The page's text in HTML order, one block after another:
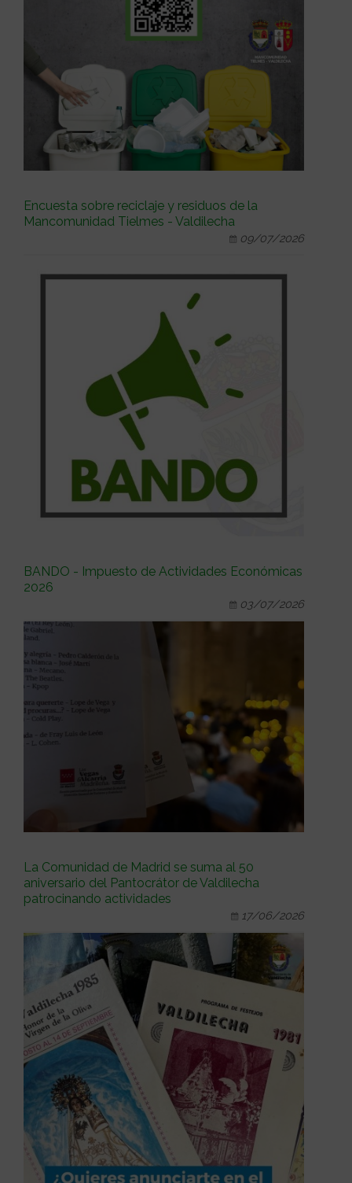
Encuesta sobre reciclaje y residuos de la
Mancomunidad Tielmes - Valdilecha
09/07/2026
BANDO - Impuesto de Actividades Económicas
2026
03/07/2026
La Comunidad de Madrid se suma al 50
aniversario del Pantocrátor de Valdilecha
patrocinando actividades
17/06/2026